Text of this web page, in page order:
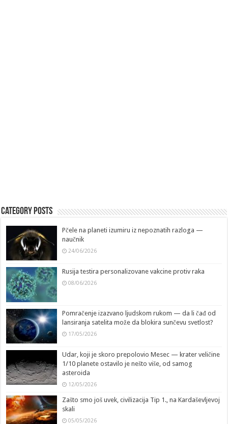
Category Posts
Pčele na planeti izumiru iz nepoznatih razloga —
naučnik
24/06/2026
Rusija testira personalizovane vakcine protiv raka
08/06/2026
Pomračenje izazvano ljudskom rukom — da li čađ od
lansiranja satelita može da blokira sunčevu svetlost?
17/05/2026
Udar, koji je skoro prepolovio Mesec — krater veličine
1/10 planete ostavilo je nešto više, od samog
asteroida
12/05/2026
Zašto smo još uvek, civilizacija Tip 1., na Kardaševljevoj
skali
05/05/2026